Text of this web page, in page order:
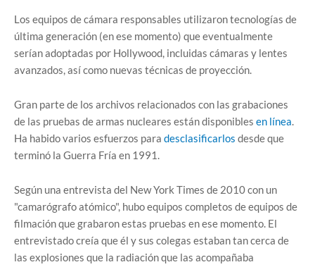
Los equipos de cámara responsables utilizaron tecnologías de
última generación (en ese momento) que eventualmente
serían adoptadas por Hollywood, incluidas cámaras y lentes
avanzados, así como nuevas técnicas de proyección.
Gran parte de los archivos relacionados con las grabaciones
de las pruebas de armas nucleares están disponibles en línea.
Ha habido varios esfuerzos para desclasificarlos desde que
terminó la Guerra Fría en 1991.
Según una entrevista del New York Times de 2010 con un
"camarógrafo atómico", hubo equipos completos de equipos de
filmación que grabaron estas pruebas en ese momento. El
entrevistado creía que él y sus colegas estaban tan cerca de
las explosiones que la radiación que las acompañaba